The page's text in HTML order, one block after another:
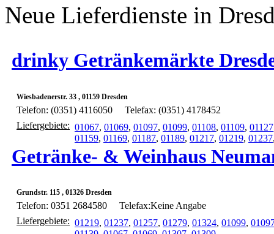
Neue Lieferdienste in
drinky Getränkemärkte
Wiesbadenerstr. 33 , 01159 Dresden
Telefon: (0351) 4116050
Telefax: (0351) 4178452
Liefergebiete: 01067, 01069, 01097, 01099, 01108, 01109, 01127
01159, 01169, 01187, 01189, 01217, 01219, 01237
Getränke- & Weinhaus
Grundstr. 115 , 01326 Dresden
Telefon: 0351 2684580
Telefax:Keine Angabe
Liefergebiete: 01219, 01237, 01257, 01279, 01324, 01099,